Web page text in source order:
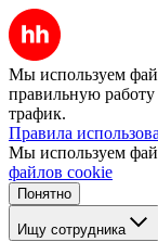
Мы используем
правильную работу
трафик.
Правила
Мы используем
файлов cookie
Понятно
Ищу сотрудника